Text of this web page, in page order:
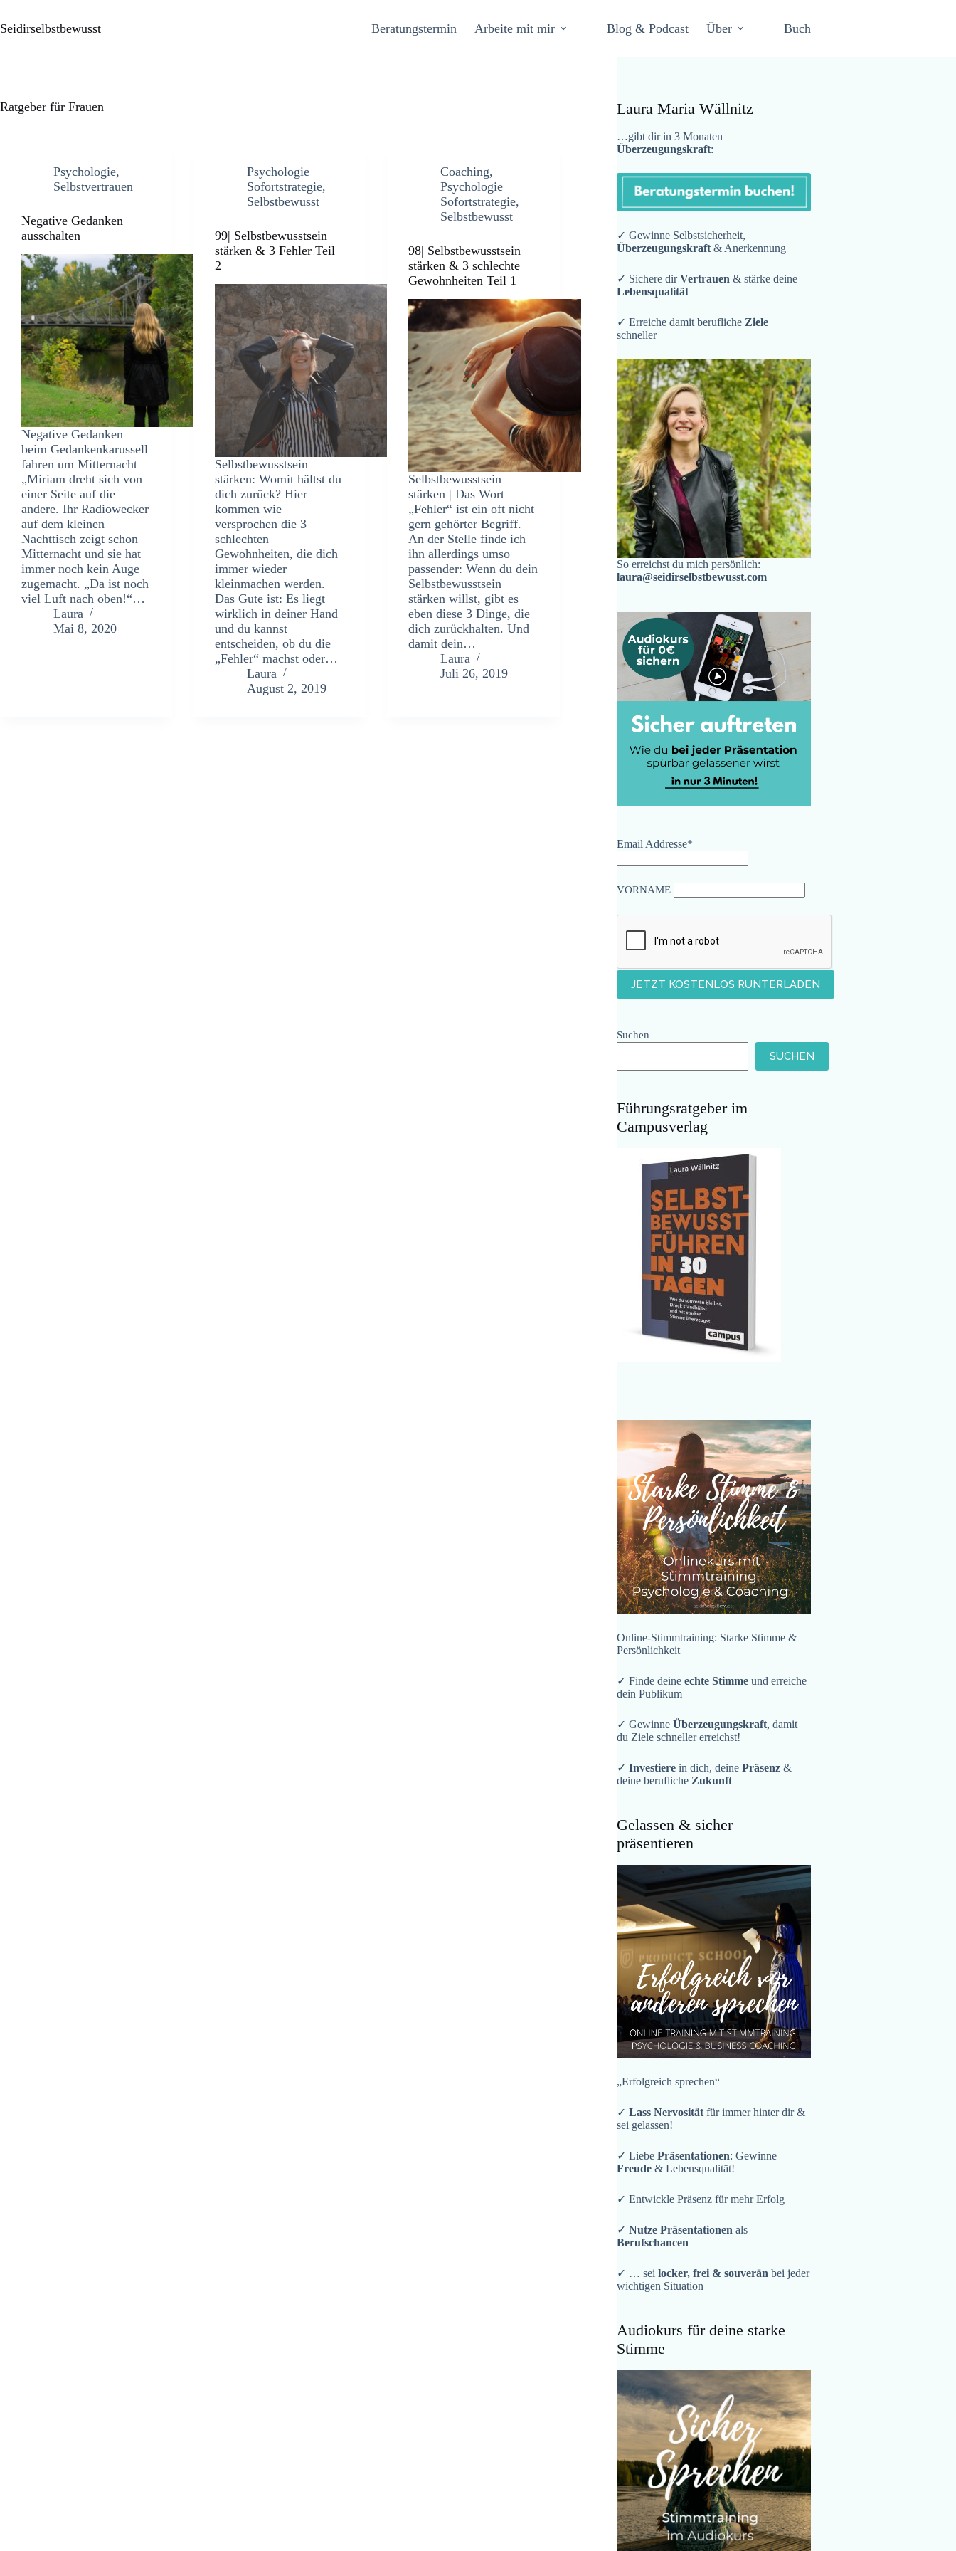
Seidirselbstbewusst Beratungstermin Arbeite mit mir Blog & Podcast Über Buch
Ratgeber für Frauen
Psychologie,
Selbstvertrauen
Negative Gedanken
ausschalten
Negative Gedanken
beim Gedankenkarussell
fahren um Mitternacht
„Miriam dreht sich von
einer Seite auf die
andere. Ihr Radiowecker
auf dem kleinen
Nachttisch zeigt schon
Mitternacht und sie hat
immer noch kein Auge
zugemacht. „Da ist noch
viel Luft nach oben!“…
Laura
Mai 8, 2020
Psychologie
Sofortstrategie,
Selbstbewusst
99| Selbstbewusstsein
stärken & 3 Fehler Teil
2
Selbstbewusstsein
stärken: Womit hältst du
dich zurück? Hier
kommen wie
versprochen die 3
schlechten
Gewohnheiten, die dich
immer wieder
kleinmachen werden.
Das Gute ist: Es liegt
wirklich in deiner Hand
und du kannst
entscheiden, ob du die
„Fehler“ machst oder…
Laura
August 2, 2019
Coaching,
Psychologie
Sofortstrategie,
Selbstbewusst
98| Selbstbewusstsein
stärken & 3 schlechte
Gewohnheiten Teil 1
Selbstbewusstsein
stärken | Das Wort
„Fehler“ ist ein oft nicht
gern gehörter Begriff.
An der Stelle finde ich
ihn allerdings umso
passender: Wenn du dein
Selbstbewusstsein
stärken willst, gibt es
eben diese 3 Dinge, die
dich zurückhalten. Und
damit dein…
Laura
Juli 26, 2019
Laura Maria Wällnitz
…gibt dir in 3 Monaten
Überzeugungskraft:
✓ Gewinne Selbstsicherheit,
Überzeugungskraft & Anerkennung
✓ Sichere dirVertrauen & stärke deine
Lebensqualität
✓ Erreiche damit berufliche Ziele
schneller
So erreichst du mich persönlich:
laura@seidirselbstbewusst.com
Email Addresse*
VORNAME
Suchen
SUCHEN
Führungsratgeber im
Campusverlag
Online-Stimmtraining: Starke Stimme &
Persönlichkeit
✓ Finde deineechte Stimme und erreiche
dein Publikum
✓ GewinneÜberzeugungskraft, damit
du Ziele schneller erreichst!
✓Investiere in dich, deinePräsenz &
deine berufliche Zukunft
Gelassen & sicher
präsentieren
„Erfolgreich sprechen“
✓Lass Nervosität für immer hinter dir &
sei gelassen!
✓ LiebePräsentationen: Gewinne
Freude & Lebensqualität!
✓ Entwickle Präsenz für mehr Erfolg
✓Nutze Präsentationenals
Berufschancen
✓ … seilocker, frei & souverän bei jeder
wichtigen Situation
Audiokurs für deine starke
Stimme